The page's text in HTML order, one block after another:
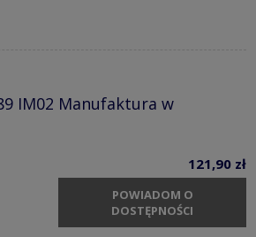
IM02 Manufaktura w
121,90 zł
POWIADOM O
DOSTĘPNOŚCI